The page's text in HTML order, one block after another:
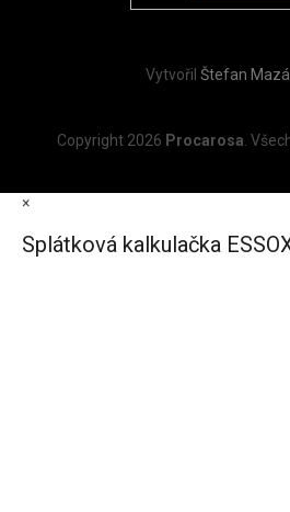
Vytvořil Štefan
Copyright 2026 Procarosa.
×
Splátková kalkulačka